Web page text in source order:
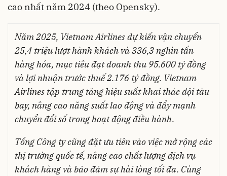
cao nhất năm 2024 (theo Opensky).
Năm 2025, Vietnam Airlines dự kiến vận chuyển
25,4 triệu lượt hành khách và 336,3 nghìn tấn
hàng hóa, mục tiêu đạt doanh thu 95.600 tỷ đồng
và lợi nhuận trước thuế 2.176 tỷ đồng. Vietnam
Airlines tập trung tăng hiệu suất khai thác đội tàu
bay, nâng cao năng suất lao động và đẩy mạnh
chuyển đổi số trong hoạt động điều hành.
Tổng Công ty cũng đặt ưu tiên vào việc mở rộng các
thị trường quốc tế, nâng cao chất lượng dịch vụ
khách hàng và bảo đảm sự hài lòng tối đa. Cùng